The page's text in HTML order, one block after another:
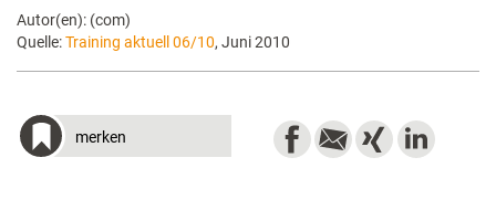
Autor(en): (com)
Quelle:Training aktuell 06/10, Juni 2010
merken